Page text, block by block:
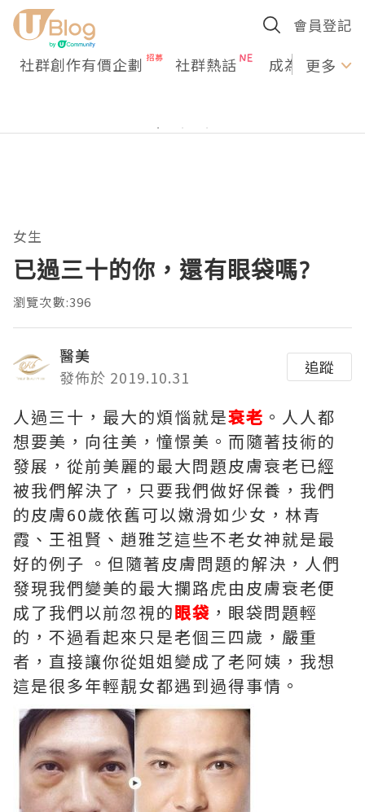
會員登記
社群創作有價企劃 社群熱話 成為U更多
女生
已過三十的你，還有眼袋嗎?
瀏覽次數:396
醫美
發佈於 2019.10.31
追蹤
人過三十，最大的煩惱就是衰老 。人人都
想要美，向往美，憧憬美。而隨著技術的
發展，從前美麗的最大問題皮膚衰老已經
被我們解決了，只要我們做好保養，我們
的皮膚60歲依舊可以嫩滑如少女，林青
霞、王祖賢、趙雅芝這些不老女神就是最
好的例子 。但隨著皮膚問題的解決，人們
發現我們變美的最大攔路虎由皮膚衰老便
成了我們以前忽視的眼袋 ，眼袋問題輕
的，不過看起來只是老個三四歲，嚴重
者，直接讓你從姐姐變成了老阿姨，我想
這是很多年輕靚女都遇到過得事情。